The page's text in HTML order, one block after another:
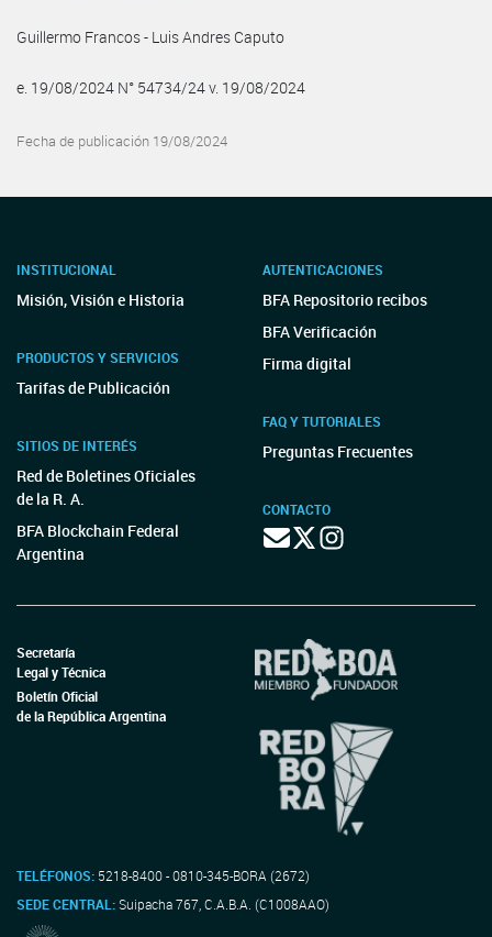
Guillermo Francos - Luis Andres Caputo
e. 19/08/2024 N° 54734/24 v. 19/08/2024
Fecha de publicación 19/08/2024
INSTITUCIONAL
Misión, Visión e Historia
PRODUCTOS Y SERVICIOS
Tarifas de Publicación
SITIOS DE INTERÉS
Red de Boletines Oficiales
de la R. A.
BFA Blockchain Federal
Argentina
AUTENTICACIONES
BFA Repositorio recibos
BFA Verificación
Firma digital
FAQ Y TUTORIALES
Preguntas Frecuentes
CONTACTO
Secretaría
Legal y Técnica
Boletín Oficial
de la República Argentina
TELÉFONOS: 5218-8400 - 0810-345-BORA (2672)
SEDE CENTRAL:Suipacha 767, C.A.B.A. (C1008AAO)